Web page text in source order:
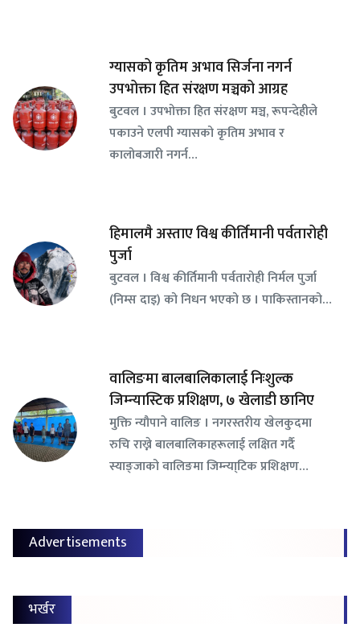
ग्यासको कृतिम अभाव सिर्जना नगर्न
उपभोक्ता हित संरक्षण मञ्चको आग्रह
बुटवल । उपभोक्ता हित संरक्षण मञ्च, रूपन्देहीले
पकाउने एलपी ग्यासको कृतिम अभाव र
कालोबजारी नगर्न…
हिमालमै अस्ताए विश्व कीर्तिमानी पर्वतारोही
पुर्जा
बुटवल । विश्व कीर्तिमानी पर्वतारोही निर्मल पुर्जा
(निम्स दाइ) को निधन भएको छ । पाकिस्तानको…
वालिङमा बालबालिकालाई निःशुल्क
जिम्न्यास्टिक प्रशिक्षण, ७ खेलाडी छानिए
​मुक्ति न्यौपाने वालिङ । नगरस्तरीय खेलकुदमा
रुचि राख्ने बालबालिकाहरूलाई लक्षित गर्दै
स्याङ्जाको वालिङमा जिम्न्या्टिक प्रशिक्षण…
Advertisements
भर्खर